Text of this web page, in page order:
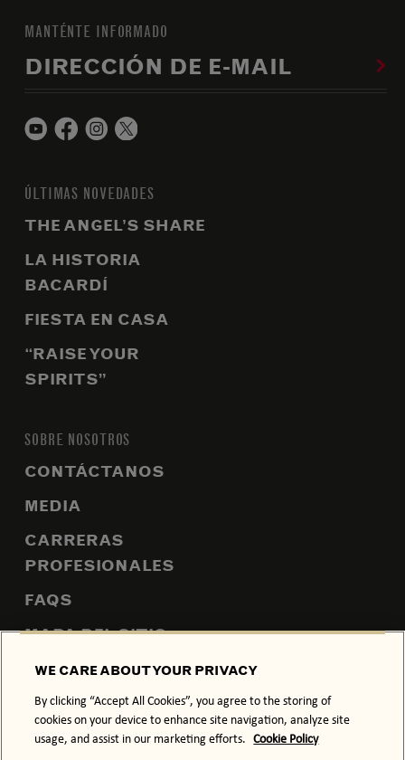
MANTÉNTE INFORMADO
DIRECCIÓN DE E-MAIL
ÚLTIMAS NOVEDADES
THE ANGEL’S SHARE
LA HISTORIA
BACARDÍ
FIESTA EN CASA
“RAISE YOUR
SPIRITS”
SOBRE NOSOTROS
CONTÁCTANOS
MEDIA
CARRERAS
PROFESIONALES
FAQS
MAPA DEL SITIO
POLÍTICA DE PRIVACIDAD
POLÍTICA DE COOKIES
TÉRMINOS Y CONDICIONES
WE CARE ABOUT YOUR PRIVACY
By clicking “Accept All Cookies”, you agree to the storing of
cookies on your device to enhance site navigation, analyze site
usage, and assist in our marketing efforts. Cookie Policy